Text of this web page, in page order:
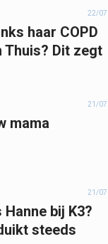
22/07
haar COPD
Thuis? Dit zegt
21/07
mama
21/07
bij K3?
steeds